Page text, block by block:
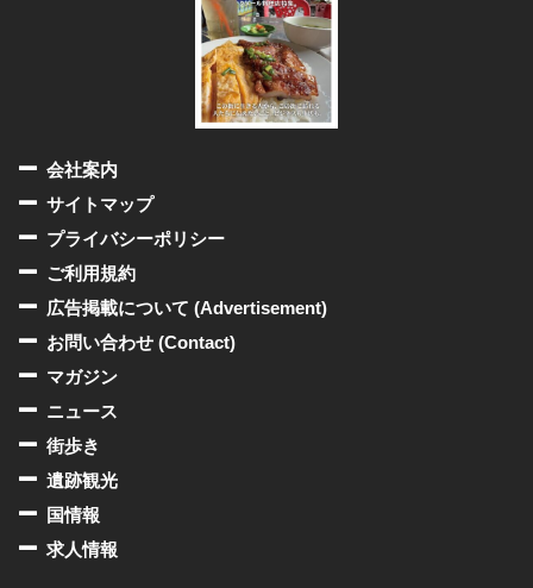
会社案内
サイトマップ
プライバシーポリシー
ご利用規約
広告掲載について (Advertisement)
お問い合わせ (Contact)
マガジン
ニュース
街歩き
遺跡観光
国情報
求人情報